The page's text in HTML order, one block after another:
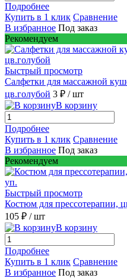
Подробнее
Купить в 1 клик Сравнение
В избранное Под заказ
Рекомендуем
Быстрый просмотр
Салфетки для массажной
цв.голубой 3 ₽ / шт
В корзину
Подробнее
Купить в 1 клик Сравнение
В избранное Под заказ
Рекомендуем
Быстрый просмотр
Костюм для прессотерапии,
105 ₽ / шт
В корзину
Подробнее
Купить в 1 клик Сравнение
В избранное Под заказ